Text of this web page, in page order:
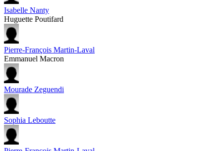
Isabelle Nanty
Huguette Poutifard
Pierre-François Martin-Laval
Emmanuel Macron
Mourade Zeguendi
Sophia Leboutte